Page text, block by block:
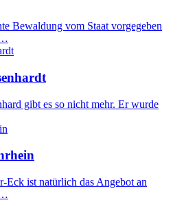
Bewaldung vom Staat vorgegeben
gibt es so nicht mehr. Er wurde
Eck ist natürlich das Angebot an